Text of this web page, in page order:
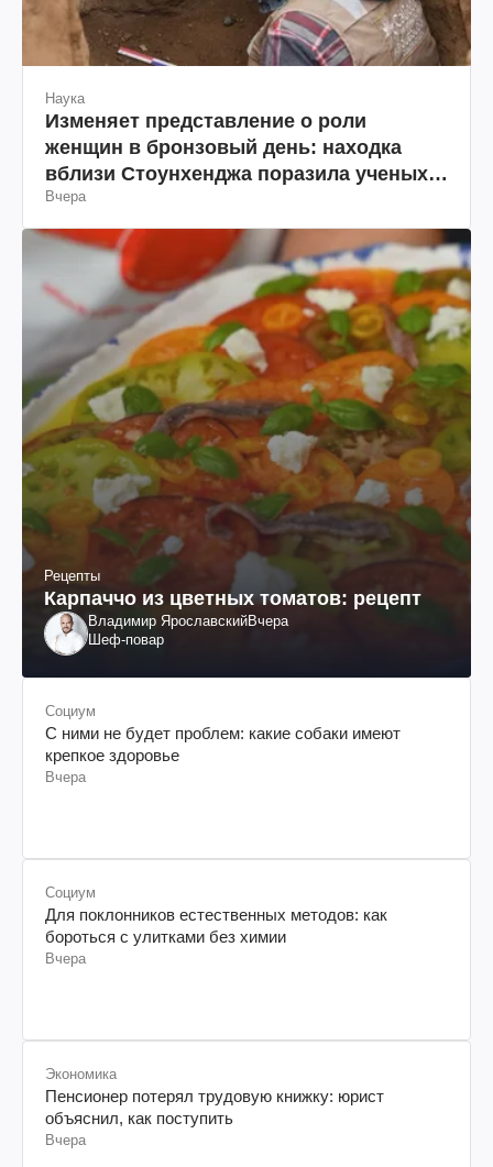
Наука
Изменяет представление о роли
женщин в бронзовый день: находка
вблизи Стоунхенджа поразила ученых
(фото)
Вчера
Рецепты
Карпаччо из цветных томатов: рецепт
Владимир ЯрославскийВчера
Шеф-повар
Социум
С ними не будет проблем: какие собаки имеют
крепкое здоровье
Вчера
Социум
Для поклонников естественных методов: как
бороться с улитками без химии
Вчера
Экономика
Пенсионер потерял трудовую книжку: юрист
объяснил, как поступить
Вчера